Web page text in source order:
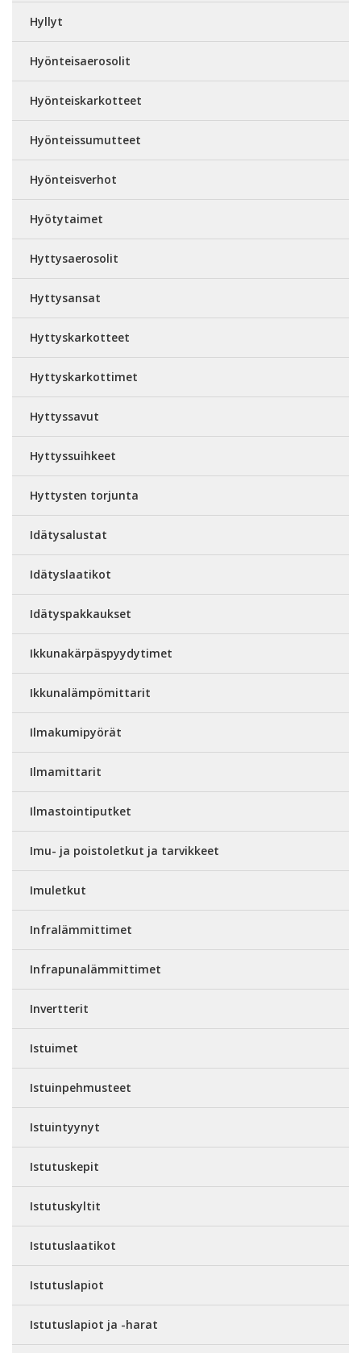
Hyllyt
Hyönteisaerosolit
Hyönteiskarkotteet
Hyönteissumutteet
Hyönteisverhot
Hyötytaimet
Hyttysaerosolit
Hyttysansat
Hyttyskarkotteet
Hyttyskarkottimet
Hyttyssavut
Hyttyssuihkeet
Hyttysten torjunta
Idätysalustat
Idätyslaatikot
Idätyspakkaukset
Ikkunakärpäspyydytimet
Ikkunalämpömittarit
Ilmakumipyörät
Ilmamittarit
Ilmastointiputket
Imu- ja poistoletkut ja tarvikkeet
Imuletkut
Infralämmittimet
Infrapunalämmittimet
Invertterit
Istuimet
Istuinpehmusteet
Istuintyynyt
Istutuskepit
Istutuskyltit
Istutuslaatikot
Istutuslapiot
Istutuslapiot ja -harat